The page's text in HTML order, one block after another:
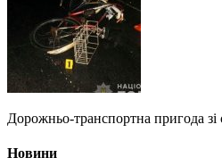
Дорожньо-транспортна пригода
Новини